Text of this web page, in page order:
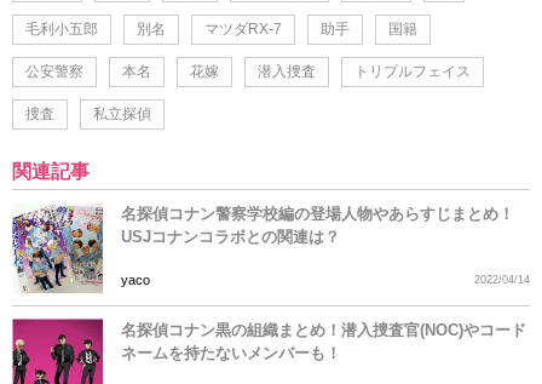
毛利小五郎 別名 マツダRX-7 助手 国籍
公安警察 本名 花嫁 潜入捜査 トリプルフェイス
捜査 私立探偵
関連記事
名探偵コナン警察学校編の登場人物やあらすじまとめ！
USJコナンコラボとの関連は？
yaco 2022/04/14
名探偵コナン黒の組織まとめ！潜入捜査官(NOC)やコード
ネームを持たないメンバーも！